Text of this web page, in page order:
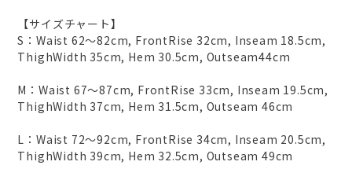
【サイズチャート】
S：Waist 62～82cm, FrontRise 32cm, Inseam 18.5cm,
ThighWidth 35cm, Hem 30.5cm, Outseam44cm
M：Waist 67～87cm, FrontRise 33cm, Inseam 19.5cm,
ThighWidth 37cm, Hem 31.5cm, Outseam 46cm
L：Waist 72～92cm, FrontRise 34cm, Inseam 20.5cm,
ThighWidth 39cm, Hem 32.5cm, Outseam 49cm